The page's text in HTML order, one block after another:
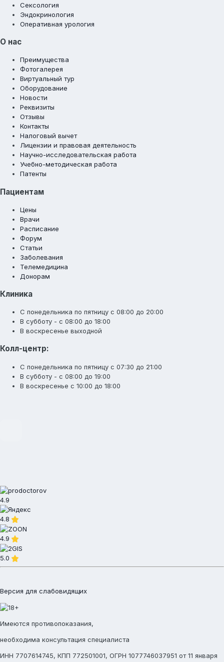
Сексология
Эндокринология
Оперативная урология
О нас
Преимущества
Фотогалерея
Виртуальный тур
Оборудование
Новости
Реквизиты
Отзывы
Контакты
Налоговый вычет
Лицензии и правовая деятельность
Научно-исследовательская работа
Учебно-методическая работа
Патенты
Пациентам
Цены
Врачи
Расписание
Форум
Статьи
Заболевания
Телемедицина
Донорам
Клиника
С понедельника по пятницу с 08:00 до 20:00
В субботу - с 08:00 до 18:00
В воскресенье выходной
Колл-центр:
С понедельника по пятницу с 07:30 до 21:00
В субботу - с 08:00 до 19:00
В воскресенье с 10:00 до 18:00
4.9
4.8
4.9
5.0
Версия для слабовидящих
Имеются противопоказания,
необходима консультация специалиста
ИНН 7707614745, КПП 772501001, ОГРН 1077746037951 от 11 января